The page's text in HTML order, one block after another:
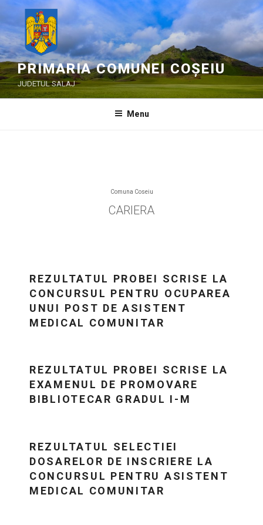
Skip
content
PRIMARIA COMUNEI COȘEIU
JUDETUL SALAJ
Menu
Comuna Coseiu
CARIERA
REZULTATUL PROBEI SCRISE LA
CONCURSUL PENTRU OCUPAREA
UNUI POST DE ASISTENT
MEDICAL COMUNITAR
REZULTATUL PROBEI SCRISE LA
EXAMENUL DE PROMOVARE
BIBLIOTECAR GRADUL I-M
REZULTATUL SELECTIEI
DOSARELOR DE INSCRIERE LA
CONCURSUL PENTRU ASISTENT
MEDICAL COMUNITAR